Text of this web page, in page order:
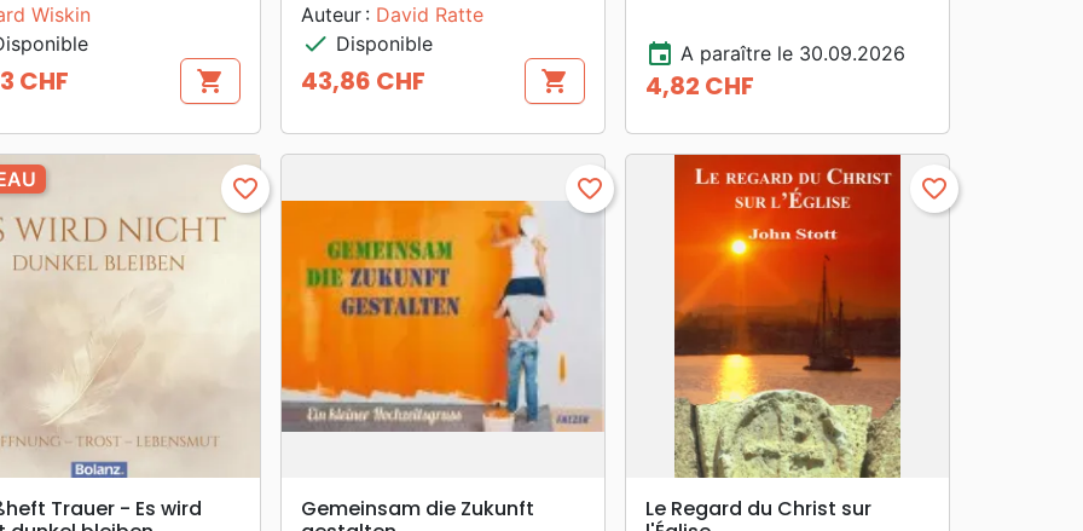
Wiskin
CHF shopping_cart
Auteur : David Ratte
check Disponible
Prix
43,86 CHF shopping_cart
event A paraître le 30.09.2026
Prix
4,82 CHF
searchAPERÇU RAPIDE
favorite_border
Trauer - Es wird
search APERÇU RAPIDE
favorite_border
Gemeinsam die Zukunft
search APERÇU RAPIDE
favorite_border
Le Regard du Christ sur